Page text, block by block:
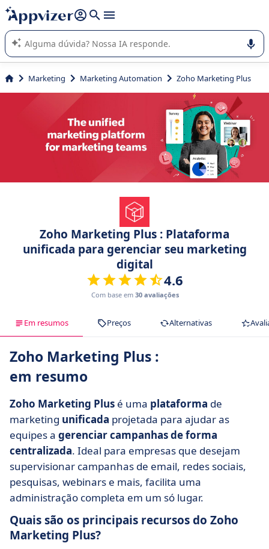
de nossa IA (várias linhas com
A IA do Appvizer o orienta no uso ou na seleção de software
SaaS para sua empresa.
Marketing Marketing Automation Zoho Marketing Plus
Zoho Marketing Plus : Plataforma
unificada para gerenciar seu marketing
digital
4.6
Com base em 30 avaliações
Em resumos Preços Alternativas
Zoho Marketing Plus :
em resumo
Zoho Marketing Plus é uma plataforma de
marketing unificada projetada para ajudar as
equipes a gerenciar campanhas de forma
centralizada. Ideal para empresas que desejam
supervisionar campanhas de email, redes sociais,
pesquisas, webinars e mais, facilita uma
administração completa em um só lugar.
Quais são os principais recursos do Zoho
Marketing Plus?